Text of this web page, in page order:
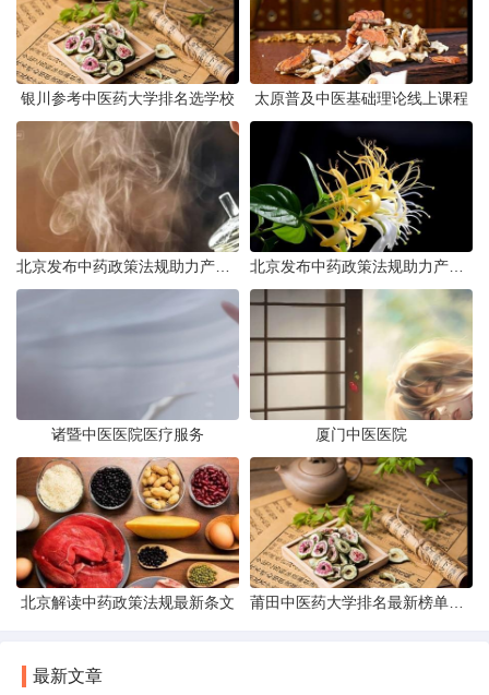
银川参考中医药大学排名选学校 太原普及中医基础理论线上课程
诸暨中医医院医疗服务 厦门中医医院
北京解读中药政策法规最新条文
最新文章